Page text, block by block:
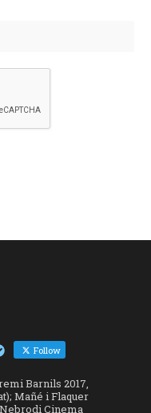
Follow
Barnils 2017,
Mañé i Flaquer
Cinema